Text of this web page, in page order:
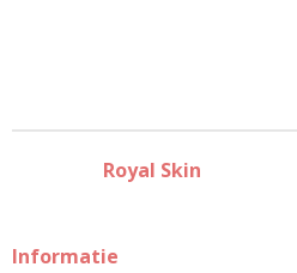
Royal Skin
Informatie